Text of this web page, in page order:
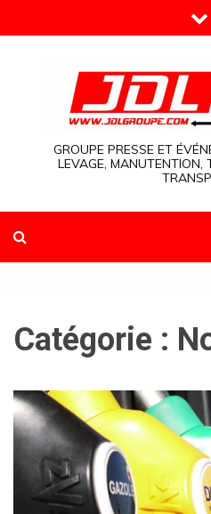
to
GROUPE PRESSE ET
LEVAGE, MANUTENTION,
Catégorie :